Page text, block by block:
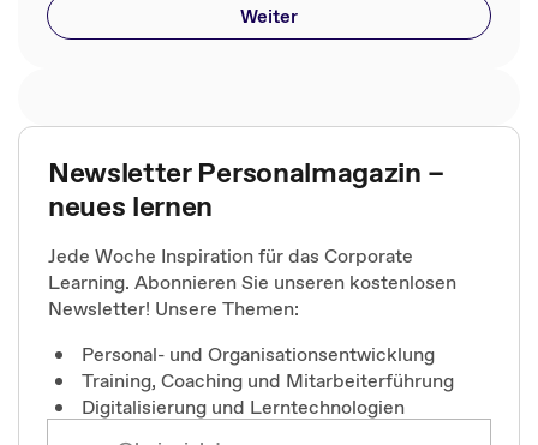
Weiter
Newsletter Personalmagazin –
neues lernen
Jede Woche Inspiration für das Corporate
Learning. Abonnieren Sie unseren kostenlosen
Newsletter! Unsere Themen:
Personal- und Organisationsentwicklung
Training, Coaching und Mitarbeiterführung
Digitalisierung und Lerntechnologien